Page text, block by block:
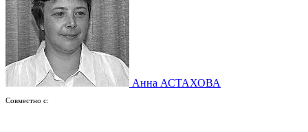
Анна АСТАХОВА
Совместно с: